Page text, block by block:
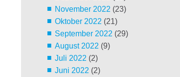
November 2022 (23)
Oktober 2022 (21)
September 2022 (29)
August 2022 (9)
Juli 2022 (2)
Juni 2022 (2)